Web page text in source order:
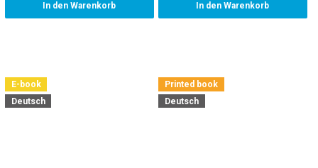
In den Warenkorb In den Warenkorb
E-book
Deutsch
Printed book
Deutsch